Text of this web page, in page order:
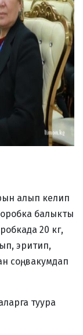
алып келип
балыкты
20 кг,
эритип,
соң, вакумдап
туура